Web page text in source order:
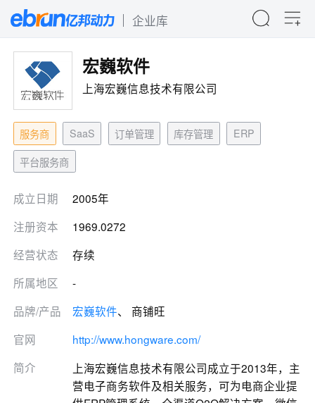
企业库
宏巍软件
上海宏巍信息技术有限公司
服务商 SaaS 订单管理 库存管理 ERP
平台服务商
成立日期
2005年
注册资本
1969.0272
经营状态
存续
所属地区
-
品牌/产品
宏巍软件、 商铺旺
官网
http://www.hongware.com/
简介
上海宏巍信息技术有限公司成立于2013年，主
营电子商务软件及相关服务，可为电商企业提